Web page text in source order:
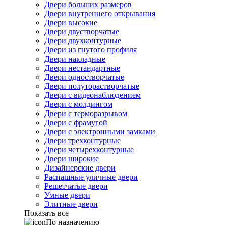
Двери больших размеров
Двери внутреннего открывания
Двери высокие
Двери двустворчатые
Двери двухконтурные
Двери из гнутого профиля
Двери накладные
Двери нестандартные
Двери одностворчатые
Двери полуторастворчатые
Двери с видеонаблюдением
Двери с молдингом
Двери с терморазрывом
Двери с фрамугой
Двери с электронными замками
Двери трехконтурные
Двери четырехконтурные
Двери широкие
Дизайнерские двери
Распашные уличные двери
Решетчатые двери
Умные двери
Элитные двери
Показать все
По назначению